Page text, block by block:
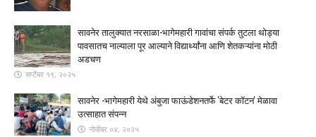
सावनेर तालुक्यात नरसाळा-भागेमहारी गावांचा संपर्क तुटला ​थोड्या
पावसातच नाल्याला पूर आल्याने विद्यार्थ्यांना आणि शेतकऱ्यांना मोठी
अडचण
सप्टेंबर १९, २०२५
सावनेर -भागेमहारी येथे अंबुजा फाऊंडेशनतर्फे 'बेटर कॉटन' मेळावा
उत्साहात संपन्न
नोव्हेंबर ०४, २०२५